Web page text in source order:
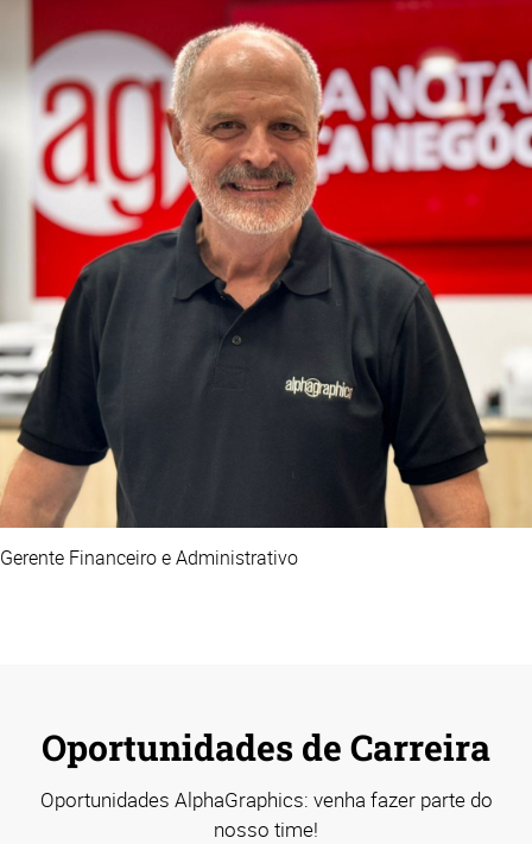
Gerente Financeiro e Administrativo
Oportunidades de Carreira
Oportunidades AlphaGraphics: venha fazer parte do
nosso time!